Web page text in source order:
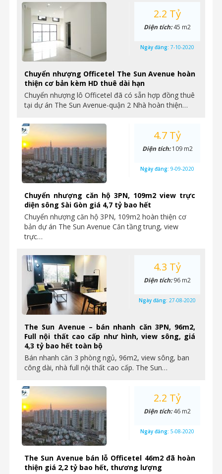
Chuyển nhượng Officetel The Sun Avenue hoàn
thiện cơ bản kèm HD thuê dài hạn
Chuyển nhượng lô Officetel đã có sẵn hợp đồng thuê
tại dự án The Sun Avenue-quận 2 Nhà hoàn thiện…
2.2 Tỷ
Diện tích:45 m2
Ngày đăng: 7-10-2020
Chuyển nhượng căn hộ 3PN, 109m2 view trực
diện sông Sài Gòn giá 4,7 tỷ bao hết
Chuyển nhượng căn hộ 3PN, 109m2 hoàn thiện cơ
bản dự án The Sun Avenue Căn tầng trung, view
trực…
4.7 Tỷ
Diện tích:109 m2
Ngày đăng: 9-09-2020
The Sun Avenue – bán nhanh căn 3PN, 96m2,
Full nội thất cao cấp như hình, view sông, giá
4,3 tỷ bao hết toàn bộ
Bán nhanh căn 3 phòng ngủ, 96m2, view sông, ban
công dài, nhà full nội thất cao cấp. The Sun…
4.3 Tỷ
Diện tích:96 m2
Ngày đăng: 27-08-2020
The Sun Avenue bán lỗ Officetel 46m2 đã hoàn
thiện giá 2,2 tỷ bao hết, thương lượng
2.2 Tỷ
Diện tích:46 m2
Ngày đăng: 5-08-2020